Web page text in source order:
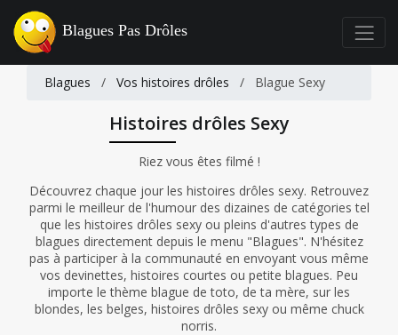
Blagues Pas Drôles
Blagues / Vos histoires drôles / Blague Sexy
Histoires drôles Sexy
Riez vous êtes filmé !
Découvrez chaque jour les histoires drôles sexy. Retrouvez
parmi le meilleur de l'humour des dizaines de catégories tel
que les histoires drôles sexy ou pleins d'autres types de
blagues directement depuis le menu "Blagues". N'hésitez
pas à participer à la communauté en envoyant vous même
vos devinettes, histoires courtes ou petite blagues. Peu
importe le thème blague de toto, de ta mère, sur les
blondes, les belges, histoires drôles sexy ou même chuck
norris.